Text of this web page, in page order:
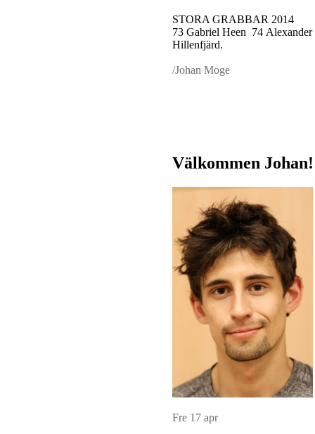
STORA GRABBAR 2014
73 Gabriel Heen 74
Hillenfjärd.
/Johan Moge
Välkommen Johan!
Fre 17 apr